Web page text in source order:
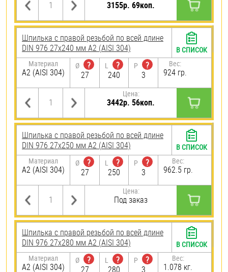
3155р. 69коп.
Шпилька с правой резьбой по всей длине
DIN 976 27х240 мм А2 (AISI 304)
Материал
А2 (AISI 304)
Ø
?
27
L
?
240
P
?
3
Вес:
924 гр.
Цена:
3442р. 56коп.
В СПИСОК
Шпилька с правой резьбой по всей длине
DIN 976 27х250 мм А2 (AISI 304)
Материал
А2 (AISI 304)
Ø
?
27
L
?
250
P
?
3
Вес:
962.5 гр.
Цена:
Под заказ
В СПИСОК
Шпилька с правой резьбой по всей длине
DIN 976 27х280 мм А2 (AISI 304)
Материал
А2 (AISI 304)
Ø
?
27
L
?
280
P
?
3
Вес:
1.078 кг.
В СПИСОК